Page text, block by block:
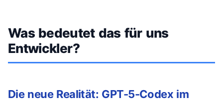
Was bedeutet das für uns
Entwickler?
Die neue Realität: GPT-5-Codex im